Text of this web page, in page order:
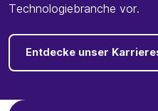
Technologiebranche vor.
Entdecke unser